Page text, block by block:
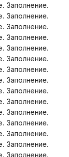
Заполнение.
Заполнение.
Заполнение.
Заполнение.
Заполнение.
Заполнение.
Заполнение.
Заполнение.
Заполнение.
Заполнение.
Заполнение.
Заполнение.
Заполнение.
Заполнение.
Заполнение.